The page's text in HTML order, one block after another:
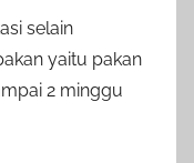
selain
yaitu pakan
2 minggu